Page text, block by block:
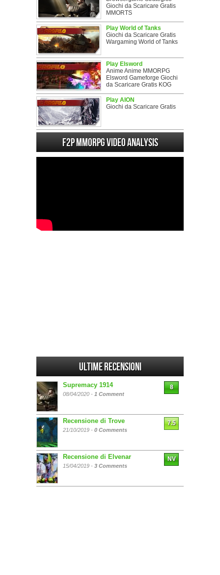
Giochi da Scaricare Gratis
MMORTS
Play World of Tanks
Giochi da Scaricare Gratis
Wargaming World of Tanks
Play Elsword
Anime Anime MMORPG
Elsword Gameforge Giochi
da Scaricare Gratis KOG
Play AION
Giochi da Scaricare Gratis
F2P MMORPG Video analysis
Ultime Recensioni
Supremacy 1914
08/04/2020 - 1 Comment
8
Recensione di Trove
21/10/2019 - 0 Comments
7.5
Recensione di Elvenar
15/04/2019 - 3 Comments
NV